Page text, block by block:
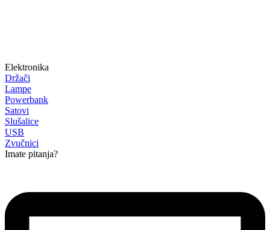
Elektronika
Držači
Lampe
Powerbank
Satovi
Slušalice
USB
Zvučnici
Imate pitanja?